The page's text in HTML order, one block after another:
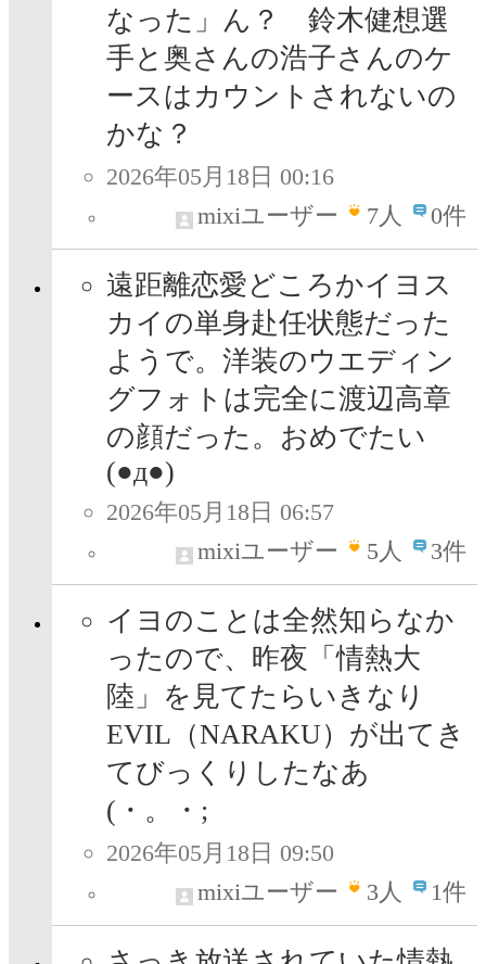
なった」ん？ 鈴木健想選
手と奥さんの浩子さんのケ
ースはカウントされないの
かな？
2026年05月18日 00:16
mixiユーザー
7人 0件
遠距離恋愛どころかイヨス
カイの単身赴任状態だった
ようで。洋装のウエディン
グフォトは完全に渡辺高章
の顔だった。おめでたい
(●д●)
2026年05月18日 06:57
mixiユーザー
5人 3件
イヨのことは全然知らなか
ったので、昨夜「情熱大
陸」を見てたらいきなり
EVIL（NARAKU）が出てき
てびっくりしたなあ
(・。・;
2026年05月18日 09:50
mixiユーザー
3人 1件